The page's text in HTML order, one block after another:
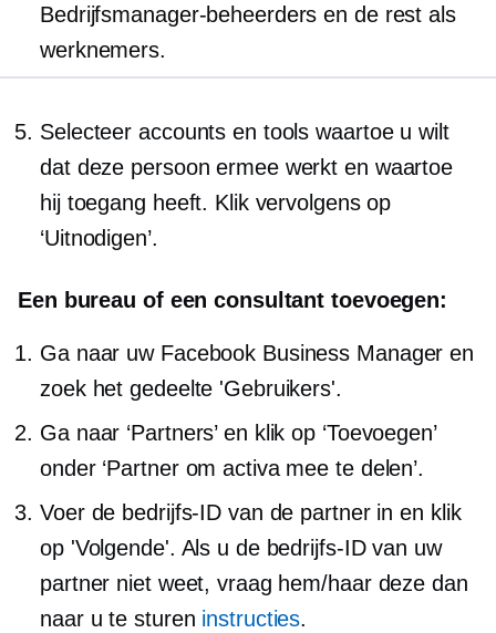
Bedrijfsmanager-beheerders en de rest als
werknemers.
Selecteer accounts en tools waartoe u wilt
dat deze persoon ermee werkt en waartoe
hij toegang heeft. Klik vervolgens op
‘Uitnodigen’.
Een bureau of een consultant toevoegen:
Ga naar uw Facebook Business Manager en
zoek het gedeelte 'Gebruikers'.
Ga naar ‘Partners’ en klik op ‘Toevoegen’
onder ‘Partner om activa mee te delen’.
Voer de bedrijfs-ID van de partner in en klik
op 'Volgende'. Als u de bedrijfs-ID van uw
partner niet weet, vraag hem/haar deze dan
naar u te sturen instructies.